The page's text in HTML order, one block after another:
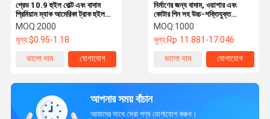
গ্রেড 10.9 হুইল বোল্ট এবং বাদাম
প্রিমিয়াম ম্যাক আমেরিকা ট্রাক হুইল
পার্টস
MOQ:2000
মূল্য:$0.95-1.18
ভালো দাম
যোগাযোগ
নির্মাণের জন্য বাদাম, ওয়াশার এবং
কোটার পিন সহ উচ্চ-শক্তিযুক্ত
গ্যালভানাইজড টি-হেড বোল্ট
MOQ:1000
মূল্য:Rp 11.881-17.046
ভালো দাম
যোগাযোগ
আপনার সময় বাঁচান
আমাদের সাথে সেরা পণ্য যোগাযোগ করুন।